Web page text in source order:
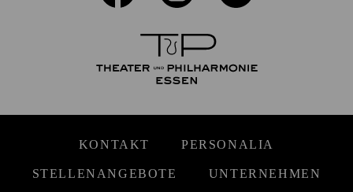
KONTAKT PERSONALIA
STELLENANGEBOTE UNTERNEHMEN